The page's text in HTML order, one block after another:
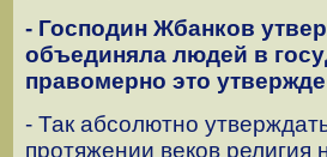
- Господин Жбанков
объединяла людей в
правомерно это
- Так абсолютно
протяжении веков религия